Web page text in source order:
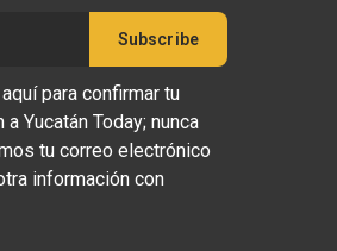
para confirmar tu
Yucatán Today; nunca
tu correo electrónico
información con